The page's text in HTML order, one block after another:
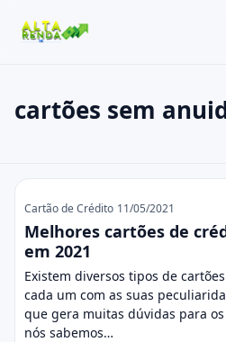
Conta Digital
Empréstimo
Finanças
Imóvel
Pressione Enter para buscar
cartões sem
cartões sem
Cartão de Crédito 11/05/2021
Melhores cartões de
em 2021
Existem diversos tipos de
cada um com as suas
que gera muitas dúvidas para
nós sabemos…